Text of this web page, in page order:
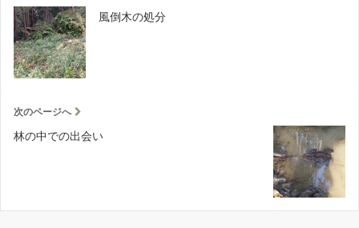
風倒木の処分
次のページへ
林の中での出会い